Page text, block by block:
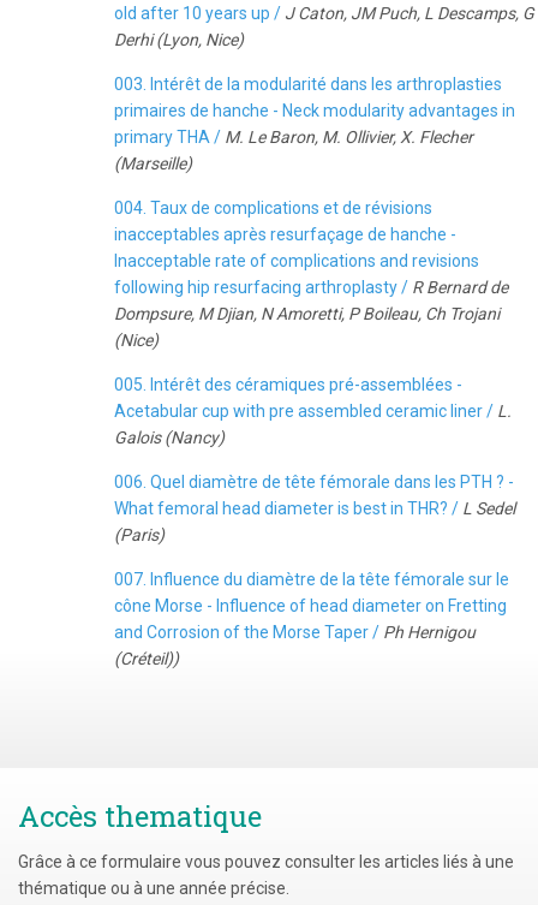
old after 10 years up / J Caton, JM Puch, L Descamps, G
Derhi (Lyon, Nice)
003. Intérêt de la modularité dans les arthroplasties
primaires de hanche - Neck modularity advantages in
primary THA / M. Le Baron, M. Ollivier, X. Flecher
(Marseille)
004. Taux de complications et de révisions
inacceptables après resurfaçage de hanche -
Inacceptable rate of complications and revisions
following hip resurfacing arthroplasty / R Bernard de
Dompsure, M Djian, N Amoretti, P Boileau, Ch Trojani
(Nice)
005. Intérêt des céramiques pré-assemblées -
Acetabular cup with pre assembled ceramic liner / L.
Galois (Nancy)
006. Quel diamètre de tête fémorale dans les PTH ? -
What femoral head diameter is best in THR? / L Sedel
(Paris)
007. Influence du diamètre de la tête fémorale sur le
cône Morse - Influence of head diameter on Fretting
and Corrosion of the Morse Taper / Ph Hernigou
(Créteil))
Accès thematique
Grâce à ce formulaire vous pouvez consulter les articles liés à une
thématique ou à une année précise.